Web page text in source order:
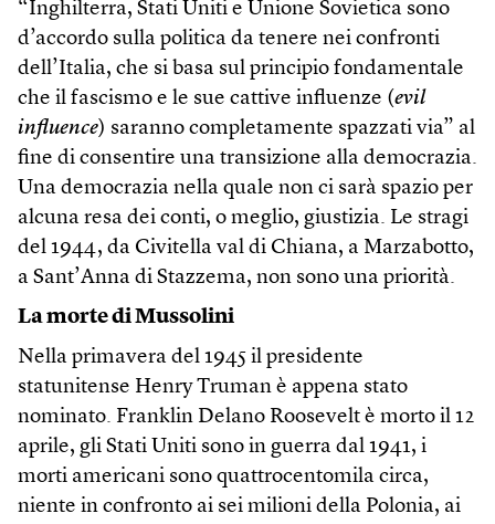
“Inghilterra, Stati Uniti e Unione Sovietica sono
d’accordo sulla politica da tenere nei confronti
dell’Italia, che si basa sul principio fondamentale
che il fascismo e le sue cattive influenze (evil
influence) saranno completamente spazzati via” al
fine di consentire una transizione alla democrazia.
Una democrazia nella quale non ci sarà spazio per
alcuna resa dei conti, o meglio, giustizia. Le stragi
del 1944, da Civitella val di Chiana, a Marzabotto,
a Sant’Anna di Stazzema, non sono una priorità.
La morte di Mussolini
Nella primavera del 1945 il presidente
statunitense Henry Truman è appena stato
nominato. Franklin Delano Roosevelt è morto il 12
aprile, gli Stati Uniti sono in guerra dal 1941, i
morti americani sono quattrocentomila circa,
niente in confronto ai sei milioni della Polonia, ai